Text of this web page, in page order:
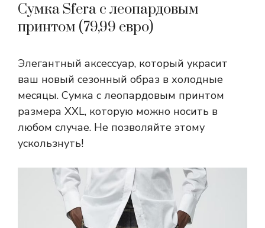
Сумка Sfera с леопардовым
принтом (79,99 евро)
Элегантный аксессуар, который украсит
ваш новый сезонный образ в холодные
месяцы. Сумка с леопардовым принтом
размера XXL, которую можно носить в
любом случае. Не позволяйте этому
ускользнуть!